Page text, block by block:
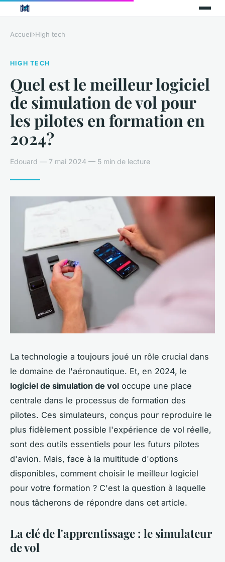
Accueil›High tech
HIGH TECH
Quel est le meilleur logiciel
de simulation de vol pour
les pilotes en formation en
2024?
Edouard — 7 mai 2024 — 5 min de lecture
La technologie a toujours joué un rôle crucial dans
le domaine de l'aéronautique. Et, en 2024, le
logiciel de simulation de vol occupe une place
centrale dans le processus de formation des
pilotes. Ces simulateurs, conçus pour reproduire le
plus fidèlement possible l'expérience de vol réelle,
sont des outils essentiels pour les futurs pilotes
d'avion. Mais, face à la multitude d'options
disponibles, comment choisir le meilleur logiciel
pour votre formation ? C'est la question à laquelle
nous tâcherons de répondre dans cet article.
La clé de l'apprentissage : le simulateur
de vol